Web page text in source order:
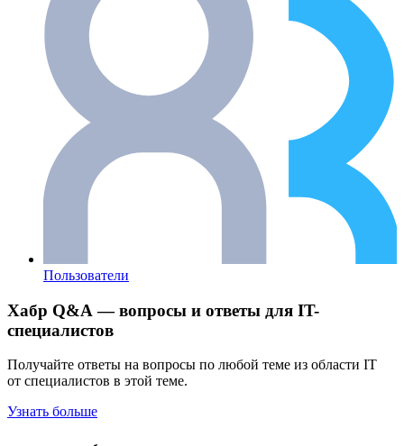
Пользователи
Хабр Q&A — вопросы и ответы для IT-
специалистов
Получайте ответы на вопросы по любой теме из области IT
от специалистов в этой теме.
Узнать больше